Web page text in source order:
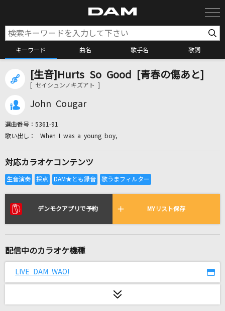
キーワード 曲名 歌手名 歌詞
カラオケ検索
全国りれき
リアルタイムで歌われている曲の一覧
[生音]鳴門海流
新橋二丁目七番地
[生音]Hurts So Good [青春の傷あと]
[ セイシュンノキズアト ]
John Cougar
選曲番号： 5361-91
When I was a young boy,
対応カラオケコンテンツ
デンモクアプリで予約 MYリスト保存
配信中のカラオケ機種
LIVE DAM WAO!